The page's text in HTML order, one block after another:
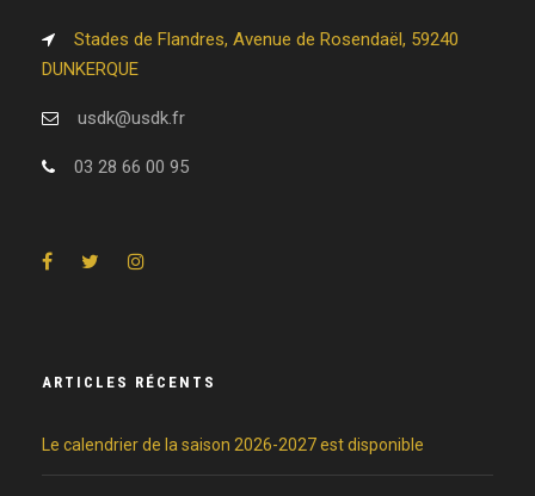
Stades de Flandres, Avenue de Rosendaël, 59240
DUNKERQUE
usdk@usdk.fr
03 28 66 00 95
ARTICLES RÉCENTS
Le calendrier de la saison 2026-2027 est disponible